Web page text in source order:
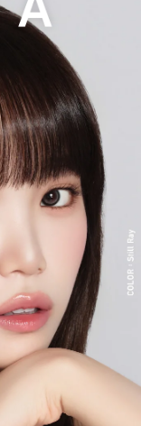
クトレンズまで、
添い続けていま